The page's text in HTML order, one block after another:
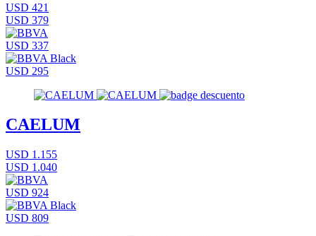
USD 421
USD 379
USD 337
USD 295
CAELUM
USD 1.155
USD 1.040
USD 924
USD 809